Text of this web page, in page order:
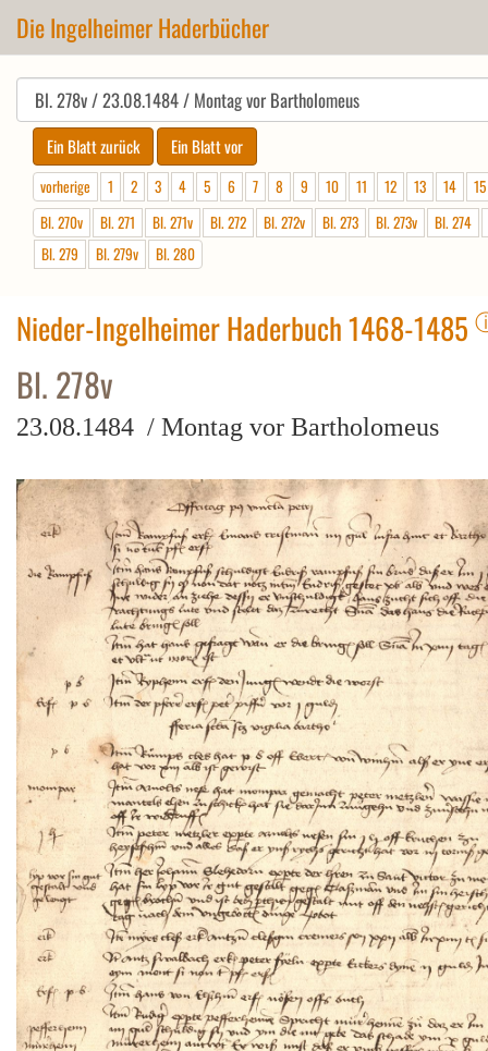
Die Ingelheimer Haderbücher
vorherige 1 2 3 4 5 6 7 8 9 10 11 12 13 14
15
Bl. 270v
Bl. 271 Bl. 271v Bl. 272 Bl. 272v Bl. 273 Bl. 273v
Bl. 274
Bl. 279
Bl. 279v Bl. 280
Nieder-Ingelheimer Haderbuch 1468-1485
Bl. 278v
23.08.1484 / Montag vor Bartholomeus